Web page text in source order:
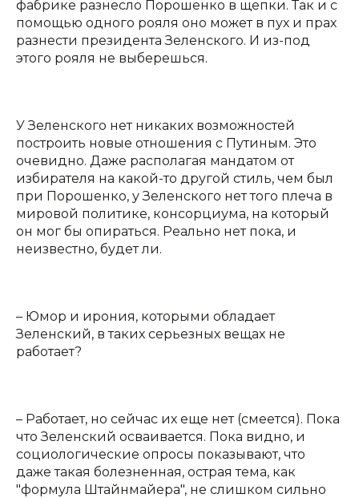
фабрике разнесло Порошенко в щепки. Так и с
помощью одного рояля оно может в пух и прах
разнести президента Зеленского. И из-под
этого рояля не выберешься.
У Зеленского нет никаких возможностей
построить новые отношения с Путиным. Это
очевидно. Даже располагая мандатом от
избирателя на какой-то другой стиль, чем был
при Порошенко, у Зеленского нет того плеча в
мировой политике, консорциума, на который
он мог бы опираться. Реально нет пока, и
неизвестно, будет ли.
– Юмор и ирония, которыми обладает
Зеленский, в таких серьезных вещах не
работает?
– Работает, но сейчас их еще нет (смеется). Пока
что Зеленский осваивается. Пока видно, и
социологические опросы показывают, что
даже такая болезненная, острая тема, как
"формула Штайнмайера", не слишком сильно